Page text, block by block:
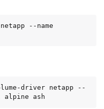
--name
driver netapp --
alpine ash